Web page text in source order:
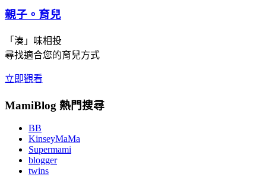
親子。育兒
「湊」味相投
尋找適合您的育兒方式
立即觀看
MamiBlog 熱門搜尋
BB
KinseyMaMa
Supermami
blogger
twins